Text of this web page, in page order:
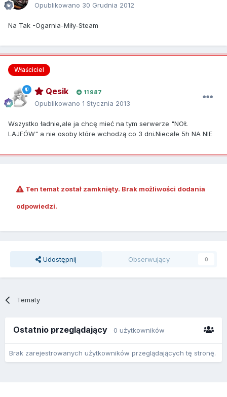
Opublikowano 30 Grudnia 2012
Na Tak -Ogarnia-Miły-Steam
Właściciel
Qesik 11 987
Opublikowano 1 Stycznia 2013
Wszystko ładnie,ale ja chcę mieć na tym serwerze "NOŁ
LAJFÓW" a nie osoby które wchodzą co 3 dni.Niecałe 5h NA NIE
Ten temat został zamknięty. Brak możliwości dodania
odpowiedzi.
Udostępnij Obserwujący 0
Tematy
Ostatnio przeglądający 0 użytkowników
Brak zarejestrowanych użytkowników przeglądających tę stronę.